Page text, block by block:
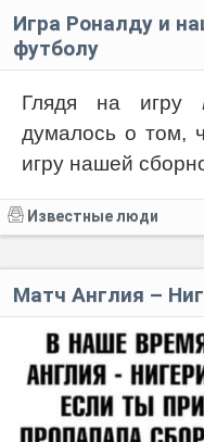
Игра Роналду и
футболу
Глядя на игру
думалось о том,
игру нашей
Известные люди
Матч Англия –